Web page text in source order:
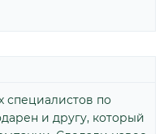
специалистов по
и другу, который